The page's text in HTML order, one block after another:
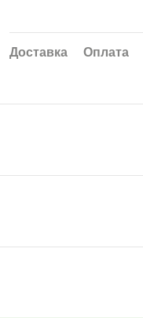
Доставка Оплата